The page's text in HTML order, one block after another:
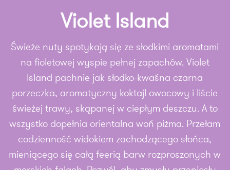
Parfum, Sodium Lauryl Sulfate,
Sodium Chloride, Sodium Olivate,
Stearic Acid, Lauric Acid, Sodium
Thiosulfate, Pentasodium Pentetate,
Tetrasodium Etidronate, Hexyl
Cinnamal, Benzyl Salicylate, Benzyl
Alcohol, CI 17200, CI 77891, CI 42090.
Violet Island
Świeże nuty spotykają się ze słodkimi aromatami
na fioletowej wyspie pełnej zapachów. Violet
Island pachnie jak słodko-kwaśna czarna
porzeczka, aromatyczny koktajl owocowy i liście
świeżej trawy, skąpanej w ciepłym deszczu. A to
wszystko dopełnia orientalna woń piżma. Przełam
codzienność widokiem zachodzącego słońca,
mieniącego się całą feerią barw rozproszonych w